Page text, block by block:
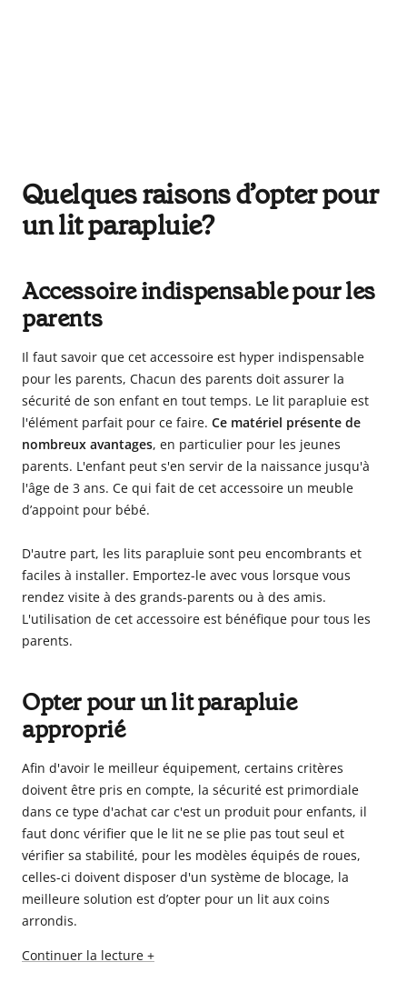
Quelques raisons d’opter pour
un lit parapluie?
Accessoire indispensable pour les
parents
Il faut savoir que cet accessoire est hyper indispensable
pour les parents, Chacun des parents doit assurer la
sécurité de son enfant en tout temps. Le lit parapluie est
l'élément parfait pour ce faire. Ce matériel présente de
nombreux avantages, en particulier pour les jeunes
parents. L'enfant peut s'en servir de la naissance jusqu'à
l'âge de 3 ans. Ce qui fait de cet accessoire un meuble
d’appoint pour bébé.
D'autre part, les lits parapluie sont peu encombrants et
faciles à installer. Emportez-le avec vous lorsque vous
rendez visite à des grands-parents ou à des amis.
L'utilisation de cet accessoire est bénéfique pour tous les
parents.
Opter pour un lit parapluie
approprié
Afin d'avoir le meilleur équipement, certains critères
doivent être pris en compte, la sécurité est primordiale
dans ce type d'achat car c'est un produit pour enfants, il
faut donc vérifier que le lit ne se plie pas tout seul et
vérifier sa stabilité, pour les modèles équipés de roues,
celles-ci doivent disposer d'un système de blocage, la
meilleure solution est d’opter pour un lit aux coins
arrondis.
Continuer la lecture +